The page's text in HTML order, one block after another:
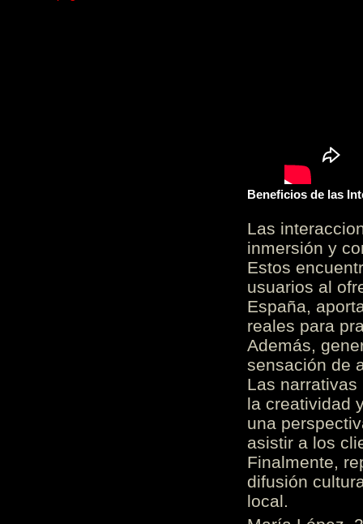
Beneficios de las
Las
inmersión y
Estos
usuarios al
España,
reales para
Además,
sensación de
Las
la creatividad
una
asistir a los
Finalmente,
difusión
local.